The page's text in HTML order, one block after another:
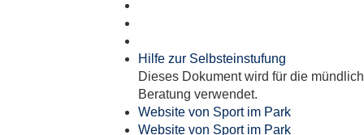
Hilfe zur Selbsteinstufung
Dieses Dokument wird für die
Beratung verwendet.
Website von Sport im Park
Website von Sport im Park